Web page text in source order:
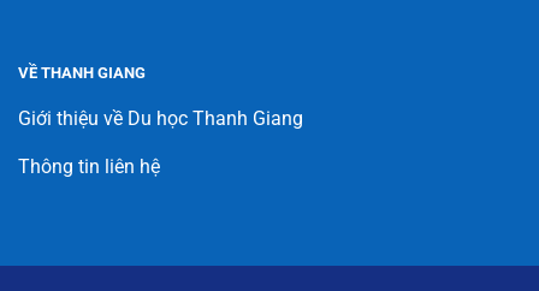
VỀ THANH GIANG
Giới thiệu về Du học Thanh Giang
Thông tin liên hệ